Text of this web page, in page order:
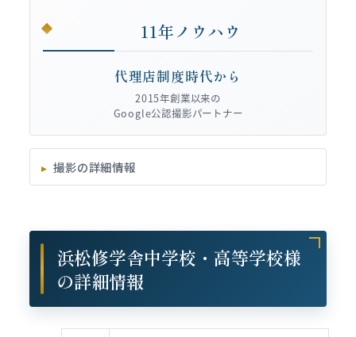
11年ノウハウ
代理店制度時代から
2015年創業以来の
Google公認撮影パートナー
撮影の詳細情報
浜松修学舎中学校・高等学校様
の詳細情報